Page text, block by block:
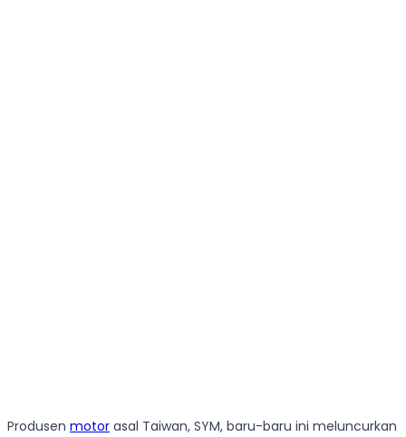
Produsen motor asal Taiwan, SYM, baru-baru ini meluncurkan